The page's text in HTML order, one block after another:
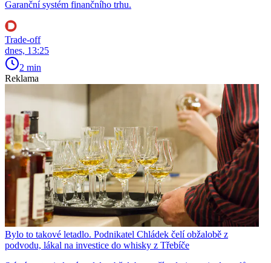
Garanční systém finančního trhu.
Trade-off
dnes, 13:25
2 min
Reklama
Bylo to takové letadlo. Podnikatel Chládek čelí obžalobě z
podvodu, lákal na investice do whisky z Třebíče